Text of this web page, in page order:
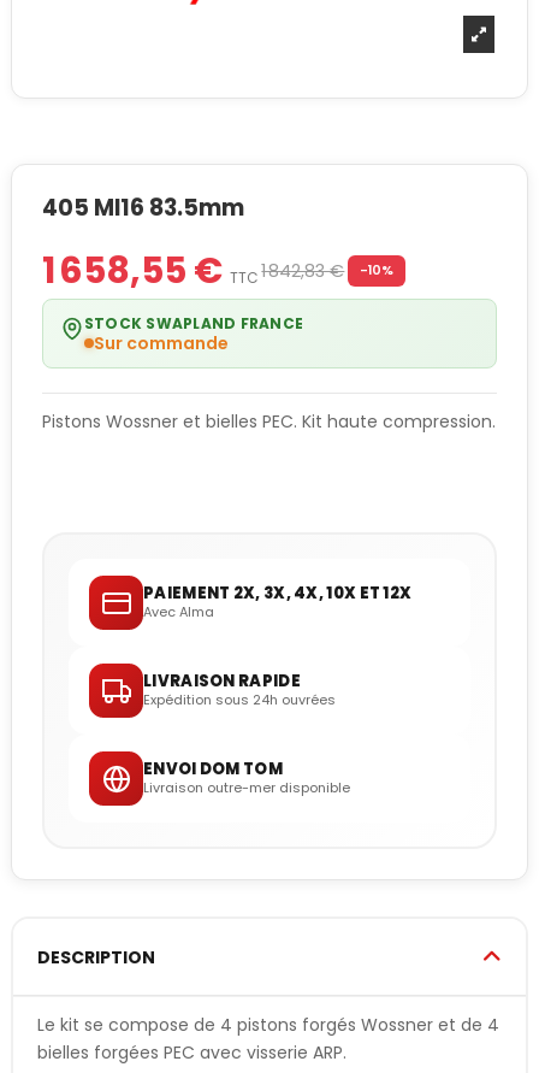
405 MI16 83.5mm
1 658,55 € TTC1 842,83 € -10%
STOCK SWAPLAND FRANCE
Sur commande
Pistons Wossner et bielles PEC. Kit haute compression.
PAIEMENT 2X, 3X, 4X, 10X ET 12X
Avec Alma
LIVRAISON RAPIDE
Expédition sous 24h ouvrées
ENVOI DOM TOM
Livraison outre-mer disponible
DESCRIPTION
Le kit se compose de 4 pistons forgés Wossner et de 4
bielles forgées PEC avec visserie ARP.